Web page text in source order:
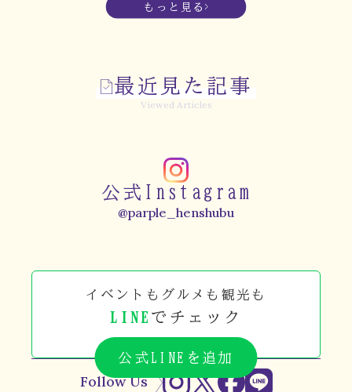
もっと見る
最近見た記事
Viewed Articles
公式Instagram
@parple_henshubu
イベントもグルメも観光も
LINE でチェック
公式LINEを追加
Follow Us